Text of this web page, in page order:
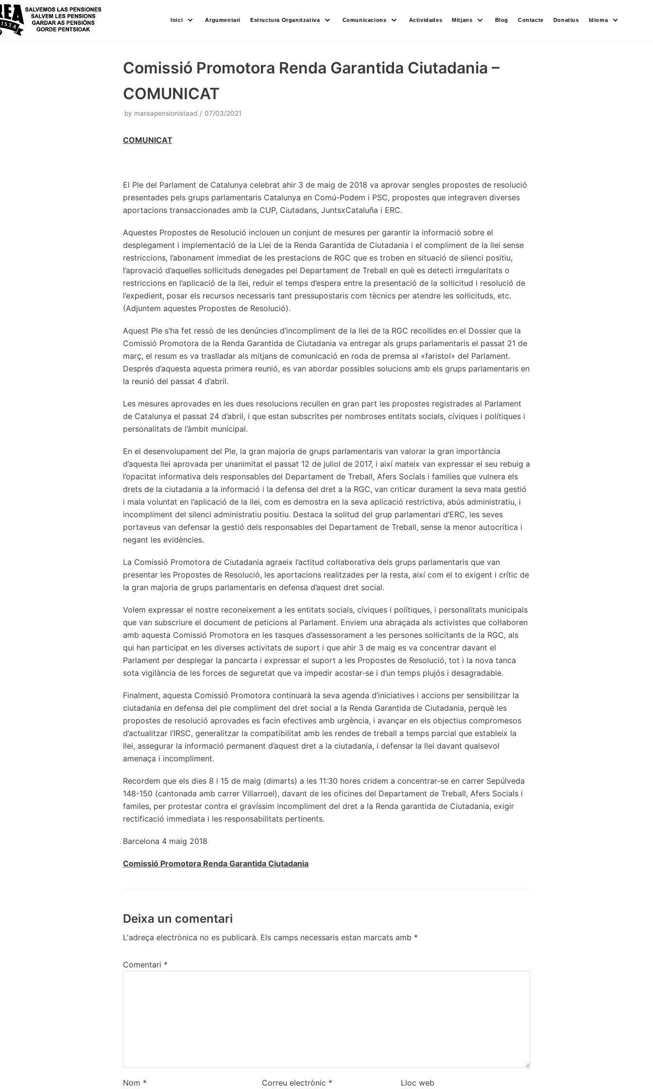
Skip
to
content
Inici Argumentari Estructura Organitzativa Comunicacions Actividades Mitjans Blog Contacte Donatius Idioma
Comissió Promotora Renda Garantida Ciutadania –
COMUNICAT
by mareapensionistaad 07/03/2021
COMUNICAT
El Ple del Parlament de Catalunya celebrat ahir 3 de maig de 2018 va aprovar sengles propostes de resolució
presentades pels grups parlamentaris Catalunya en Comú-Podem i PSC, propostes que integraven diverses
aportacions transaccionades amb la CUP, Ciutadans, JuntsxCataluña i ERC.
Aquestes Propostes de Resolució inclouen un conjunt de mesures per garantir la informació sobre el
desplegament i implementació de la Llei de la Renda Garantida de Ciutadania i el compliment de la llei sense
restriccions, l’abonament immediat de les prestacions de RGC que es troben en situació de silenci positiu,
l’aprovació d’aquelles sol·licituds denegades pel Departament de Treball en què es detecti irregularitats o
restriccions en l’aplicació de la llei, reduir el temps d’espera entre la presentació de la sol·licitud i resolució de
l’expedient, posar els recursos necessaris tant pressupostaris com tècnics per atendre les sol·licituds, etc.
(Adjuntem aquestes Propostes de Resolució).
Aquest Ple s’ha fet ressò de les denúncies d’incompliment de la llei de la RGC recollides en el Dossier que la
Comissió Promotora de la Renda Garantida de Ciutadania va entregar als grups parlamentaris el passat 21 de
març, el resum es va traslladar als mitjans de comunicació en roda de premsa al «faristol» del Parlament.
Després d’aquesta aquesta primera reunió, es van abordar possibles solucions amb els grups parlamentaris en
la reunió del passat 4 d’abril.
Les mesures aprovades en les dues resolucions recullen en gran part les propostes registrades al Parlament
de Catalunya el passat 24 d’abril, i que estan subscrites per nombroses entitats socials, cíviques i polítiques i
personalitats de l’àmbit municipal.
En el desenvolupament del Ple, la gran majoria de grups parlamentaris van valorar la gran importància
d’aquesta llei aprovada per unanimitat el passat 12 de juliol de 2017, i així mateix van expressar el seu rebuig a
l’opacitat informativa dels responsables del Departament de Treball, Afers Socials i families que vulnera els
drets de la ciutadania a la informació i la defensa del dret a la RGC, van criticar durament la seva mala gestió
i mala voluntat en l’aplicació de la llei, com es demostra en la seva aplicació restrictiva, abús administratiu, i
incompliment del silenci administratiu positiu. Destaca la solitud del grup parlamentari d’ERC, les seves
portaveus van defensar la gestió dels responsables del Departament de Treball, sense la menor autocrítica i
negant les evidències.
La Comissió Promotora de Ciutadania agraeix l’actitud col·laborativa dels grups parlamentaris que van
presentar les Propostes de Resolució, les aportacions realitzades per la resta, així com el to exigent i crític de
la gran majoria de grups parlamentaris en defensa d’aquest dret social.
Volem expressar el nostre reconeixement a les entitats socials, cíviques i polítiques, i personalitats municipals
que van subscriure el document de peticions al Parlament. Enviem una abraçada als activistes que col·laboren
amb aquesta Comissió Promotora en les tasques d’assessorament a les persones sol·licitants de la RGC, als
qui han participat en les diverses activitats de suport i que ahir 3 de maig es va concentrar davant el
Parlament per desplegar la pancarta i expressar el suport a les Propostes de Resolució, tot i la nova tanca
sota vigilància de les forces de seguretat que va impedir acostar-se i d’un temps plujós i desagradable.
Finalment, aquesta Comissió Promotora continuarà la seva agenda d’iniciatives i accions per sensibilitzar la
ciutadania en defensa del ple compliment del dret social a la Renda Garantida de Ciutadania, perquè les
propostes de resolució aprovades es facin efectives amb urgència, i avançar en els objectius compromesos
d’actualitzar l’IRSC, generalitzar la compatibilitat amb les rendes de treball a temps parcial que estableix la
llei, assegurar la informació permanent d’aquest dret a la ciutadania, i defensar la llei davant qualsevol
amenaça i incompliment.
Recordem que els dies 8 i 15 de maig (dimarts) a les 11:30 hores cridem a concentrar-se en carrer Sepúlveda
148-150 (cantonada amb carrer Villarroel), davant de les oficines del Departament de Treball, Afers Socials i
familes, per protestar contra el gravíssim incompliment del dret a la Renda garantida de Ciutadania, exigir
rectificació immediata i les responsabilitats pertinents.
Barcelona 4 maig 2018
Comissió Promotora Renda Garantida Ciutadania
Deixa un comentari
L'adreça electrònica no es publicarà. Els camps necessaris estan marcats amb *
Comentari *
Nom * Correu electrònic * Lloc web